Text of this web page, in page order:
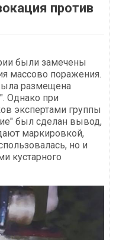
против
были замечены
массово поражения.
размещена
Однако при
экспертами группы
был сделан вывод,
маркировкой,
но и
кустарного